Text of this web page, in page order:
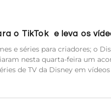
o TikTok e leva os
e séries para criadores; o
nesta quarta-feira um
de TV da Disney em